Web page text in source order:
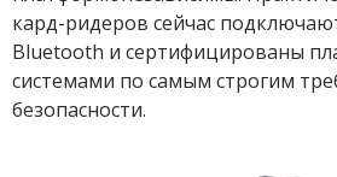
кард-ридеров сейчас
Bluetooth и сертифицированы
системами по самым строгим
безопасности.